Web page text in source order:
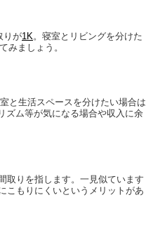
りが1K。寝室とリビングを分けた
みましょう。
と生活スペースを分けたい場合は
ズム等が気になる場合や収入に余
取りを指します。一見似ています
こもりにくいというメリットがあ